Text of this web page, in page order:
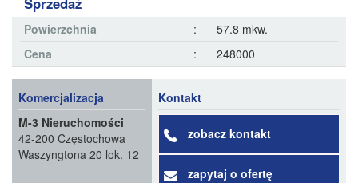
Powierzchnia :
57.8 mkw.
Cena
: 248000
Komercjalizacja
M-3 Nieruchomości
42-200 Częstochowa
Waszyngtona 20 lok. 12
Kontakt
zobacz kontakt
zapytaj o ofertę